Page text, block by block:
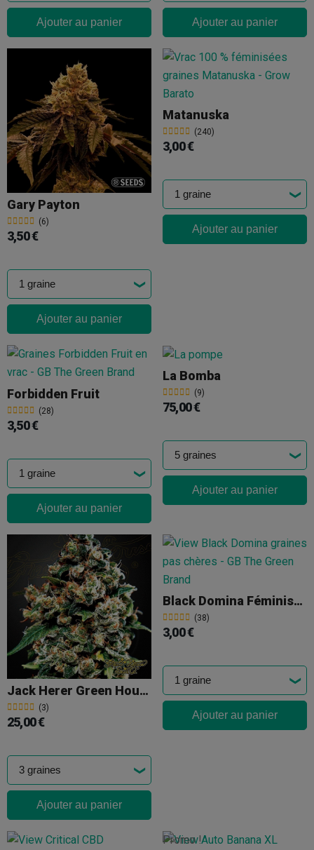
Ajouter au panier Ajouter au panier
Gary Payton
(6)
3,50 €
Ajouter au panier
Matanuska
(240)
3,00 €
Ajouter au panier
Forbidden Fruit
(28)
3,50 €
Ajouter au panier
La Bomba
(9)
75,00 €
Ajouter au panier
Jack Herer Green House Seeds
(3)
25,00 €
Ajouter au panier
Black Domina Féminisée En Vrac
(38)
3,00 €
Ajouter au panier
Promo !